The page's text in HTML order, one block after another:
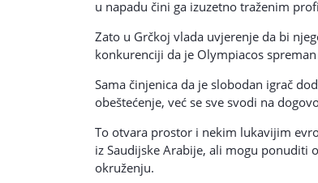
u napadu čini ga izuzetno traženim
Zato u Grčkoj vlada uvjerenje da bi
konkurenciji da je Olympiacos
Sama činjenica da je slobodan igrač
obeštećenje, već se sve svodi na
To otvara prostor i nekim lukavijim
iz Saudijske Arabije, ali mogu ponuditi
okruženju.